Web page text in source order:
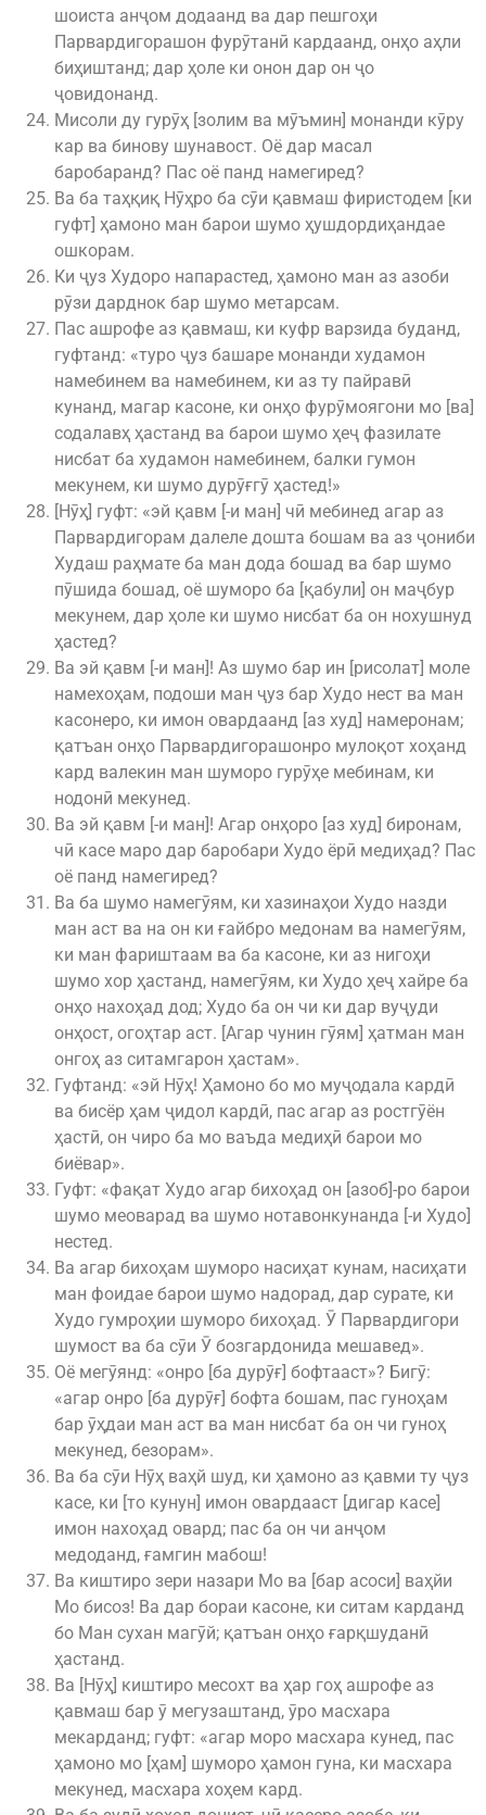
шоиста анҷом додаанд ва дар пешгоҳи
Парвардигорашон фурӯтанӣ кардаанд, онҳо аҳли
биҳиштанд; дар ҳоле ки онон дар он ҷо
ҷовидонанд.
Мисоли ду гурӯҳ [золим ва мӯъмин] монанди кӯру
кар ва бинову шунавост. Оё дар масал
баробаранд? Пас оё панд намегиред?
Ва ба таҳқиқ Нӯҳро ба сӯи қавмаш фиристодем [ки
гуфт] ҳамоно ман барои шумо ҳушдордиҳандае
ошкорам.
Ки ҷуз Худоро напарастед, ҳамоно ман аз азоби
рӯзи дарднок бар шумо метарсам.
Пас ашрофе аз қавмаш, ки куфр варзида буданд,
гуфтанд: «туро ҷуз башаре монанди худамон
намебинем ва намебинем, ки аз ту пайравӣ
кунанд, магар касоне, ки онҳо фурӯмоягони мо [ва]
содалавҳ ҳастанд ва барои шумо ҳеҷ фазилате
нисбат ба худамон намебинем, балки гумон
мекунем, ки шумо дурӯғгӯ ҳастед!»
[Нӯҳ] гуфт: «эй қавм [-и ман] чӣ мебинед агар аз
Парвардигорам далеле дошта бошам ва аз ҷониби
Худаш раҳмате ба ман дода бошад ва бар шумо
пӯшида бошад, оё шуморо ба [қабули] он маҷбур
мекунем, дар ҳоле ки шумо нисбат ба он нохушнуд
ҳастед?
Ва эй қавм [-и ман]! Аз шумо бар ин [рисолат] моле
намехоҳам, подоши ман ҷуз бар Худо нест ва ман
касонеро, ки имон овардаанд [аз худ] намеронам;
қатъан онҳо Парвардигорашонро мулоқот хоҳанд
кард валекин ман шуморо гурӯҳе мебинам, ки
нодонӣ мекунед.
Ва эй қавм [-и ман]! Агар онҳоро [аз худ] биронам,
чӣ касе маро дар баробари Худо ёрӣ медиҳад? Пас
оё панд намегиред?
Ва ба шумо намегӯям, ки хазинаҳои Худо назди
ман аст ва на он ки ғайбро медонам ва намегӯям,
ки ман фариштаам ва ба касоне, ки аз нигоҳи
шумо хор ҳастанд, намегӯям, ки Худо ҳеҷ хайре ба
онҳо нахоҳад дод; Худо ба он чи ки дар вуҷуди
онҳост, огоҳтар аст. [Агар чунин гӯям] ҳатман ман
онгоҳ аз ситамгарон ҳастам».
Гуфтанд: «эй Нӯҳ! Ҳамоно бо мо муҷодала кардӣ
ва бисёр ҳам ҷидол кардӣ, пас агар аз ростгӯён
ҳастӣ, он чиро ба мо ваъда медиҳӣ барои мо
биёвар».
Гуфт: «фақат Худо агар бихоҳад он [азоб]-ро барои
шумо меоварад ва шумо нотавонкунанда [-и Худо]
нестед.
Ва агар бихоҳам шуморо насиҳат кунам, насиҳати
ман фоидае барои шумо надорад, дар сурате, ки
Худо гумроҳии шуморо бихоҳад. Ӯ Парвардигори
шумост ва ба сӯи Ӯ бозгардонида мешавед».
Оё мегӯянд: «онро [ба дурӯғ] бофтааст»? Бигӯ:
«агар онро [ба дурӯғ] бофта бошам, пас гуноҳам
бар ӯҳдаи ман аст ва ман нисбат ба он чи гуноҳ
мекунед, безорам».
Ва ба сӯи Нӯҳ ваҳй шуд, ки ҳамоно аз қавми ту ҷуз
касе, ки [то кунун] имон овардааст [дигар касе]
имон нахоҳад овард; пас ба он чи анҷом
медоданд, ғамгин мабош!
Ва киштиро зери назари Мо ва [бар асоси] ваҳйи
Мо бисоз! Ва дар бораи касоне, ки ситам карданд
бо Ман сухан магӯй; қатъан онҳо ғарқшуданӣ
ҳастанд.
Ва [Нӯҳ] киштиро месохт ва ҳар гоҳ ашрофе аз
қавмаш бар ӯ мегузаштанд, ӯро масхара
мекарданд; гуфт: «агар моро масхара кунед, пас
ҳамоно мо [ҳам] шуморо ҳамон гуна, ки масхара
мекунед, масхара хоҳем кард.